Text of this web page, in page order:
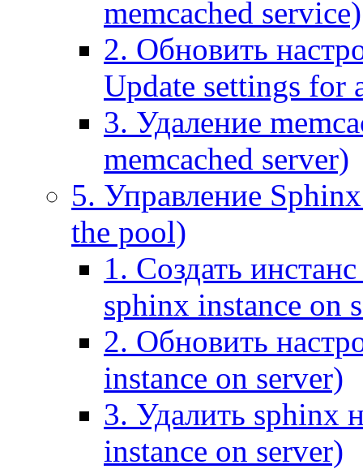
memcached service)
2. Обновить
Update settings for
3. Удаление
memcached server)
5. Управление
the pool)
1. Создать
sphinx instance on
2. Обновить
instance on server)
3. Удалить sphinx
instance on server)